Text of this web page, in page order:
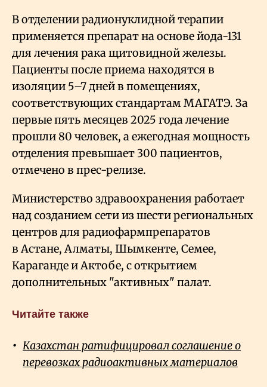
В отделении радионуклидной терапии
применяется препарат на основе йода-131
для лечения рака щитовидной железы.
Пациенты после приема находятся в
изоляции 5–7 дней в помещениях,
соответствующих стандартам МАГАТЭ. За
первые пять месяцев 2025 года лечение
прошли 80 человек, а ежегодная мощность
отделения превышает 300 пациентов,
отмечено в прес-релизе.
Министерство здравоохранения работает
над созданием сети из шести региональных
центров для радиофармпрепаратов
в Астане, Алматы, Шымкенте, Семее,
Караганде и Актобе, с открытием
дополнительных "активных" палат.
Читайте также
Казахстан ратифицировал соглашение о
перевозках радиоактивных материалов